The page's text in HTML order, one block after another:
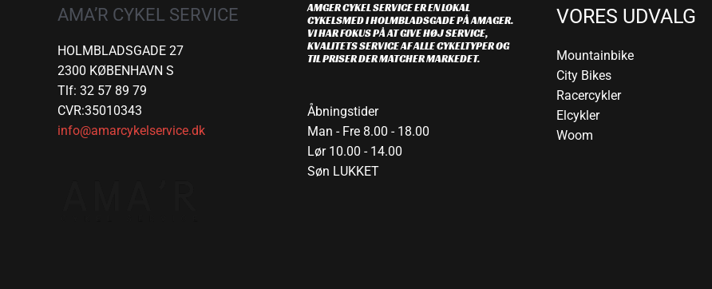
AMA’R CYKEL SERVICE
HOLMBLADSGADE 27
2300 KØBENHAVN S
Tlf: 32 57 89 79
CVR:35010343
info@amarcykelservice.dk
AMGER CYKEL SERVICE ER EN LOKAL
CYKELSMED I HOLMBLADSGADE PÅ AMAGER.
VI HAR FOKUS PÅ AT GIVE HØJ SERVICE,
KVALITETS SERVICE AF ALLE CYKELTYPER OG
TIL PRISER DER MATCHER MARKEDET.
Åbningstider
Man - Fre 8.00 - 18.00
Lør 10.00 - 14.00
Søn LUKKET
VORES UDVALG
Mountainbike
City Bikes
Racercykler
Elcykler
Woom